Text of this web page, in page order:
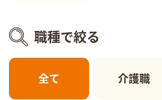
職種で絞る
全て 介護職